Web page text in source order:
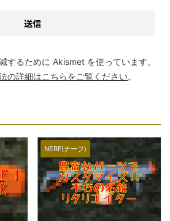
するために Akismet を使っています。
の詳細はこちらをご覧ください。
NERF(ナーフ)